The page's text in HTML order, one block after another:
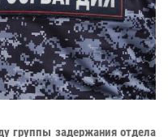
группы задержания отдела